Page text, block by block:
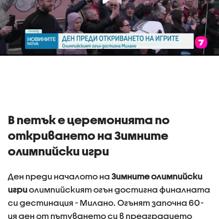
Адмирал Ефтимов за дрона край Кардам: Няма
преднамерени действия срещу България
В петък е церемонията по
откриването на Зимните
олимпийски игри
Ден преди началото на Зимните олимпийски
игриолимпийският огън достигна финалната
си дестинация - Милано. Огънят започна 60-
ия ден от пътуването си в предградието